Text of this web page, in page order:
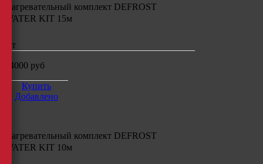
Нагревательный комплект DEFROST
WATER KIT 15м
шт
14000 руб
Купить
Добавлено
Нагревательный комплект DEFROST
WATER KIT 10м